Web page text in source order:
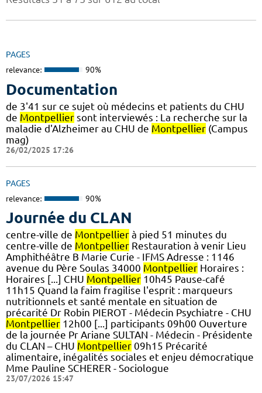
PAGES
relevance: 90%
Documentation
de 3'41 sur ce sujet où médecins et patients du CHU
de Montpellier sont interviewés : La recherche sur la
maladie d'Alzheimer au CHU de Montpellier (Campus
mag)
26/02/2025 17:26
PAGES
relevance: 90%
Journée du CLAN
centre-ville de Montpellier à pied 51 minutes du
centre-ville de Montpellier Restauration à venir Lieu
Amphithéâtre B Marie Curie - IFMS Adresse : 1146
avenue du Père Soulas 34000 Montpellier Horaires :
Horaires [...] CHU Montpellier 10h45 Pause-café
11h15 Quand la faim fragilise l'esprit : marqueurs
nutritionnels et santé mentale en situation de
précarité Dr Robin PIEROT - Médecin Psychiatre - CHU
Montpellier 12h00 [...] participants 09h00 Ouverture
de la journée Pr Ariane SULTAN - Médecin - Présidente
du CLAN – CHU Montpellier 09h15 Précarité
alimentaire, inégalités sociales et enjeu démocratique
Mme Pauline SCHERER - Sociologue
23/07/2026 15:47